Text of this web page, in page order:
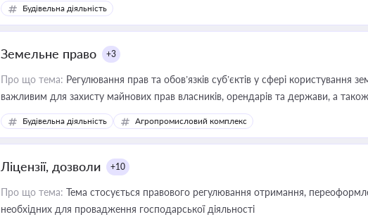
Будівельна діяльність
Земельне право +3
Про що тема: Регулювання прав та обов’язків суб’єктів у сфері користування
важливим для захисту майнових прав власників, орендарів та держави, а
ресурсами
Будівельна діяльність Агропромисловий комплекс
Ліцензії, дозволи +10
Про що тема: Тема стосується правового регулювання отримання,
необхідних для провадження господарської діяльності